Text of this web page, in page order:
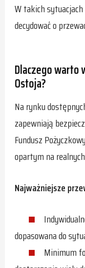
W takich
decydować o
Dlaczego warto
Ostoja?
Na rynku
zapewniają
Fundusz
opartym na
Najważniejsze
dopasowana do
Minimum